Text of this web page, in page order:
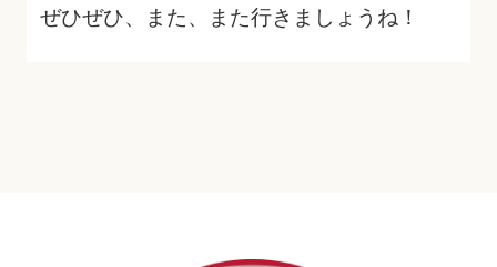
ぜひぜひ、また、また行きましょうね！